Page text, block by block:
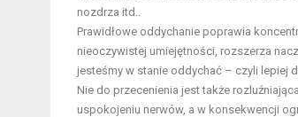
nozdrza itd..
Prawidłowe oddychanie poprawia
nieoczywistej umiejętności, rozszerza
jesteśmy w stanie oddychać – czyli lepiej
Nie do przecenienia jest także
uspokojeniu nerwów, a w konsekwencji